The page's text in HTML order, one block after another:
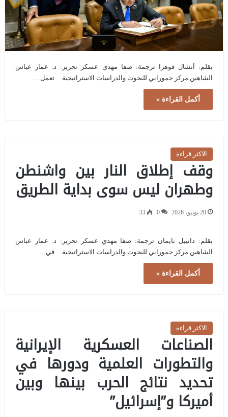
بقلم: أنشال فوهرا ترجمة: صفا مهدي عسكر تحرير: د. عمار عباس
الشاهين مركز حمورابي للبحوث والدراسات الاستراتيجية تعمل…
أكمل القراءة »
الاكثر قراءة
وقف إطلاق النار بين واشنطن
وطهران ليس سوى بداية الطريق
20 يونيو، 2026 0
33
بقلم: دانييل بايمان ترجمة: صفا مهدي عسكر تحرير: د. عمار عباس
الشاهين مركز حمورابي للبحوث والدراسات الاستراتيجية في…
أكمل القراءة »
الاكثر قراءة
الصناعات العسكرية الإيرانية
والتطورات العلمية ودورها في
تحديد نتائج الحرب بينها وبين
أميركا و”إسرائيل”